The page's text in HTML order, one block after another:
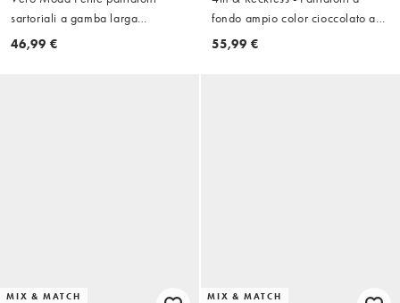
sartoriali a gamba larga
coordinati in navy
46,99 €
fondo ampio color cioccolato a
coste con vita alta con coulisse in
55,99 €
MIX & MATCH MIX & MATCH